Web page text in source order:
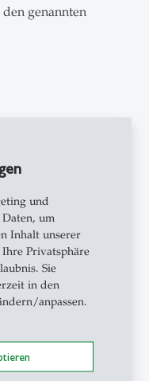
und
Daten, um
Inhalt unserer
Privatsphäre
Sie
in den
anpassen.
genannten
- 06.08.2026 - 09:00
der
Der NFT-